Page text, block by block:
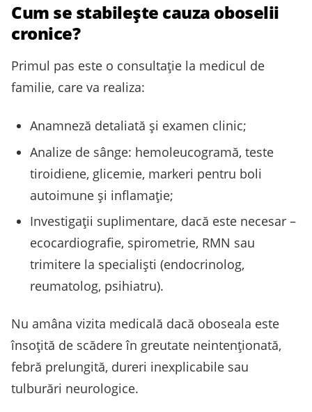
Cum se stabileşte cauza oboselii
cronice?
Primul pas este o consultație la medicul de
familie, care va realiza:
Anamneză detaliată și examen clinic;
Analize de sânge: hemoleucogramă, teste
tiroidiene, glicemie, markeri pentru boli
autoimune și inflamație;
Investigații suplimentare, dacă este necesar –
ecocardiografie, spirometrie, RMN sau
trimitere la specialiști (endocrinolog,
reumatolog, psihiatru).
Nu amâna vizita medicală dacă oboseala este
însoțită de scădere în greutate neintenționată,
febră prelungită, dureri inexplicabile sau
tulburări neurologice.